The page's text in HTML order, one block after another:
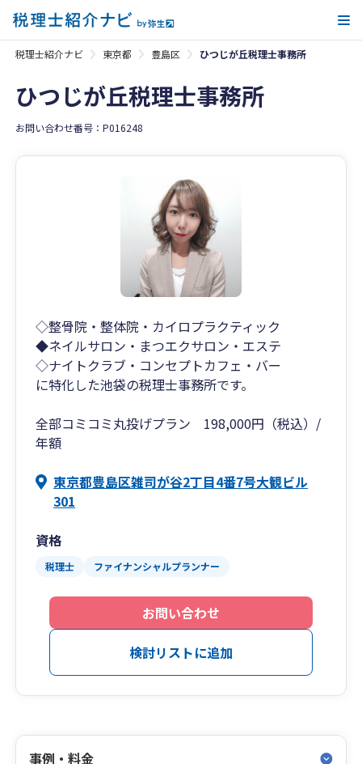
税理士紹介ナビ 東京都 豊島区 ひつじが丘税理士事務所
ひつじが丘税理士事務所
お問い合わせ番号：P016248
◇整骨院・整体院・カイロプラクティック
◆ネイルサロン・まつエクサロン・エステ
◇ナイトクラブ・コンセプトカフェ・バー
に特化した池袋の税理士事務所です。
全部コミコミ丸投げプラン 198,000円（税込）/
年額
東京都豊島区雑司が谷2丁目4番7号大観ビル
301
資格
税理士 ファイナンシャルプランナー
お問い合わせ
検討リストに追加
事例・料金